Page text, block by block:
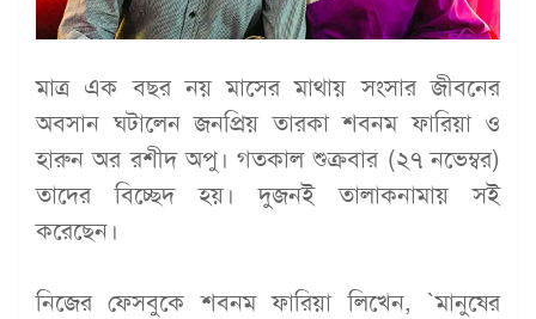
মাত্র এক বছর নয় মাসের মাথায় সংসার জীবনের
অবসান ঘটালেন জনপ্রিয় তারকা শবনম ফারিয়া ও
হারুন অর রশীদ অপু। গতকাল শুক্রবার (২৭ নভেম্বর)
তাদের বিচ্ছেদ হয়। দুজনই তালাকনামায় সই
করেছেন।
নিজের ফেসবুকে শবনম ফারিয়া লিখেন, `মানুষের